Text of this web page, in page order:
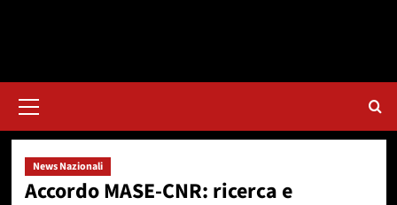
principale
News Nazionali
Accordo MASE-CNR: ricerca e